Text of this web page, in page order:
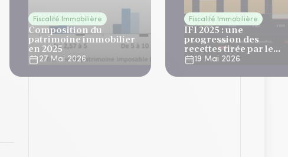
Fiscalité Immobilière
Composition du
patrimoine immobilier
en 2025
27 Mai 2026
Fiscalité Immobilière
IFI 2025 : une
progression des
recettes tirée par le
nombre de
contribuables
19 Mai 2026